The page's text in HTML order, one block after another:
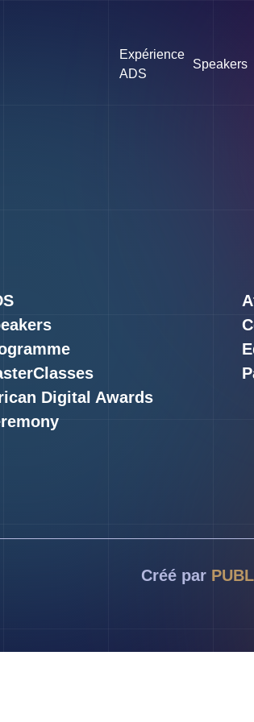
Expérience
ADS
Speakers
Digital Awards
Créé par